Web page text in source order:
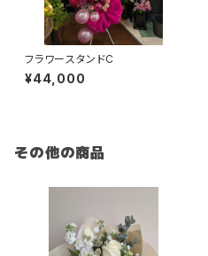
フラワースタンドC
¥44,000
その他の商品